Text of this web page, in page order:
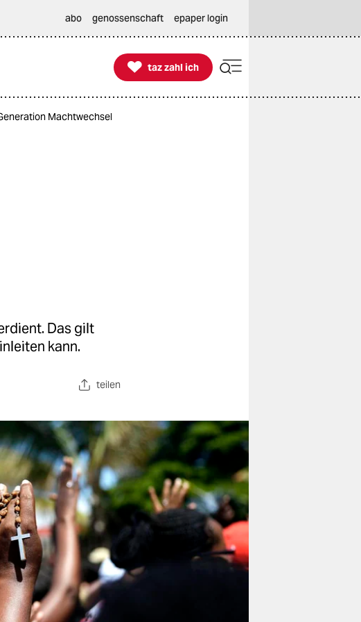
abo genossenschaft epaper login

taz zahl ich
taz zahl ich
Machtwechsel
Das gilt
kann.
teilen